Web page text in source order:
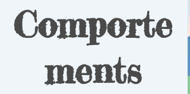
Comporte
ments